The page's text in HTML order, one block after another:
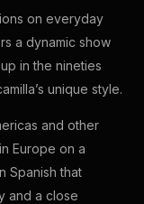
on everyday
a dynamic show
in the nineties
unique style.
and other
Europe on a
Spanish that
and a close